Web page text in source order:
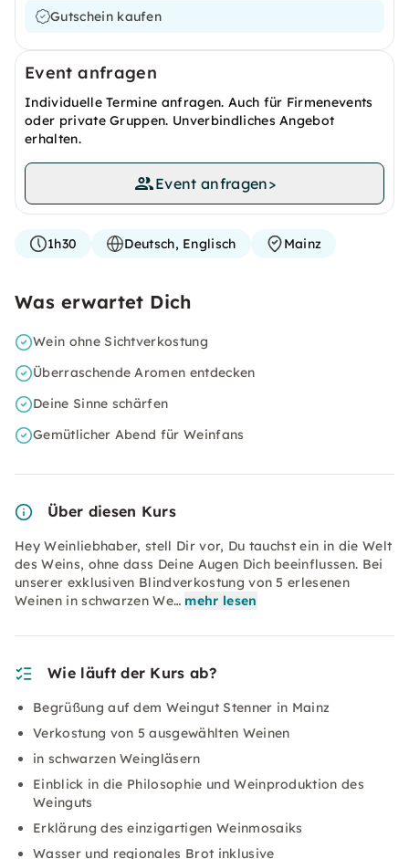
Gutschein kaufen
Event anfragen
Individuelle Termine anfragen. Auch für Firmenevents
oder private Gruppen. Unverbindliches Angebot
erhalten.
Event anfragen>
1h30 Deutsch, Englisch Mainz
Was erwartet Dich
Wein ohne Sichtverkostung
Überraschende Aromen entdecken
Deine Sinne schärfen
Gemütlicher Abend für Weinfans
Über diesen Kurs
Hey Weinliebhaber, stell Dir vor, Du tauchst ein in die Welt
des Weins, ohne dass Deine Augen Dich beeinflussen. Bei
unserer exklusiven Blindverkostung von 5 erlesenen
Weinen in schwarzen We… mehr lesen
Wie läuft der Kurs ab?
Begrüßung auf dem Weingut Stenner in Mainz
Verkostung von 5 ausgewählten Weinen
in schwarzen Weingläsern
Einblick in die Philosophie und Weinproduktion des
Weinguts
Erklärung des einzigartigen Weinmosaiks
Wasser und regionales Brot inklusive